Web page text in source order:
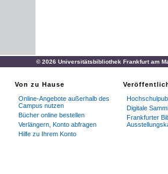
© 2026 Universitätsbibliothek Frankfurt am
Von zu Hause
Online-Angebote außerhalb des
Campus nutzen
Bücher online bestellen
Verlängern, Konto abfragen
Hilfe zu Ihrem Konto
Digitale
Frankfurter